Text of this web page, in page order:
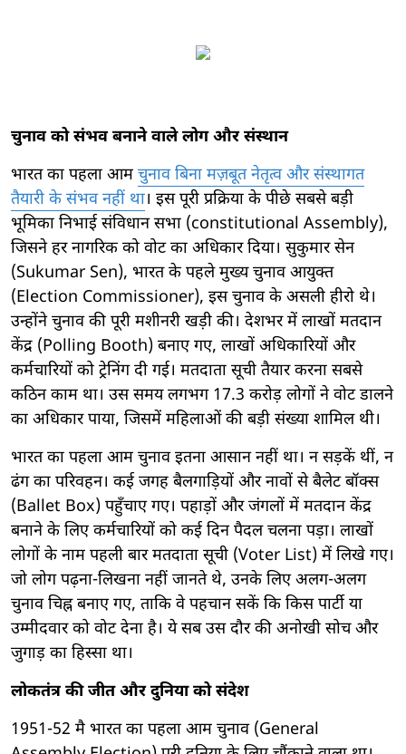
चुनाव को संभव बनाने वाले लोग और संस्थान
भारत का पहला आम चुनाव बिना मज़बूत नेतृत्व और संस्थागत
तैयारी के संभव नहीं था। इस पूरी प्रक्रिया के पीछे सबसे बड़ी
भूमिका निभाई संविधान सभा (constitutional Assembly),
जिसने हर नागरिक को वोट का अधिकार दिया। सुकुमार सेन
(Sukumar Sen), भारत के पहले मुख्य चुनाव आयुक्त
(Election Commissioner), इस चुनाव के असली हीरो थे।
उन्होंने चुनाव की पूरी मशीनरी खड़ी की। देशभर में लाखों मतदान
केंद्र (Polling Booth) बनाए गए, लाखों अधिकारियों और
कर्मचारियों को ट्रेनिंग दी गई। मतदाता सूची तैयार करना सबसे
कठिन काम था। उस समय लगभग 17.3 करोड़ लोगों ने वोट डालने
का अधिकार पाया, जिसमें महिलाओं की बड़ी संख्या शामिल थी।
भारत का पहला आम चुनाव इतना आसान नहीं था। न सड़कें थीं, न
ढंग का परिवहन। कई जगह बैलगाड़ियों और नावों से बैलेट बॉक्स
(Ballet Box) पहुँचाए गए। पहाड़ों और जंगलों में मतदान केंद्र
बनाने के लिए कर्मचारियों को कई दिन पैदल चलना पड़ा। लाखों
लोगों के नाम पहली बार मतदाता सूची (Voter List) में लिखे गए।
जो लोग पढ़ना-लिखना नहीं जानते थे, उनके लिए अलग-अलग
चुनाव चिह्न बनाए गए, ताकि वे पहचान सकें कि किस पार्टी या
उम्मीदवार को वोट देना है। ये सब उस दौर की अनोखी सोच और
जुगाड़ का हिस्सा था।
लोकतंत्र की जीत और दुनिया को संदेश
1951-52 मै भारत का पहला आम चुनाव (General